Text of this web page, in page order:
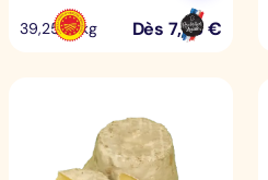
39,25 €/kg Dès7,85€